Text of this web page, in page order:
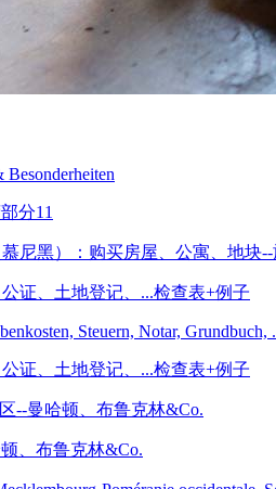
分11
证、土地登记、...检查表+例子
证、土地登记、...检查表+例子
、布鲁克林&Co.